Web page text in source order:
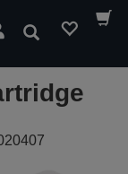
Suchen